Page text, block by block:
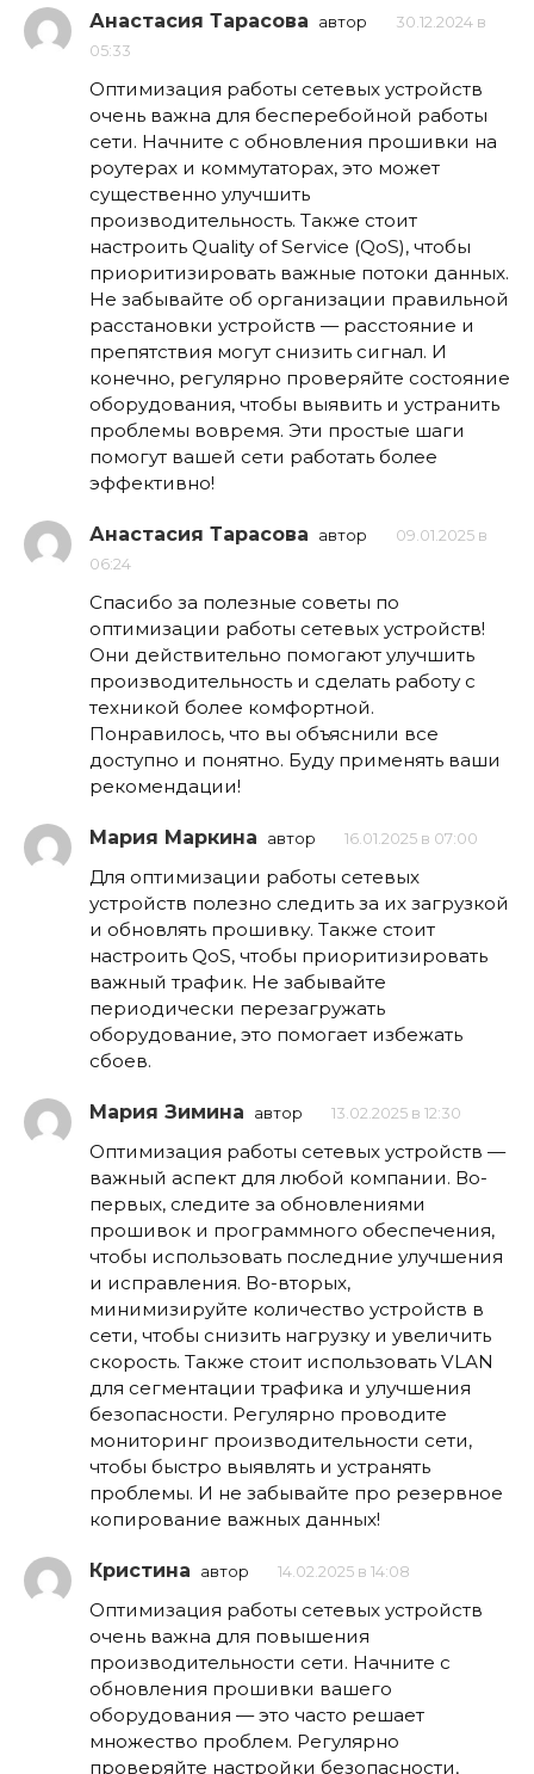
Анастасия Тарасова автор
30.12.2024 в
05:33
Оптимизация работы сетевых устройств
очень важна для бесперебойной работы
сети. Начните с обновления прошивки на
роутерах и коммутаторах, это может
существенно улучшить
производительность. Также стоит
настроить Quality of Service (QoS), чтобы
приоритизировать важные потоки данных.
Не забывайте об организации правильной
расстановки устройств — расстояние и
препятствия могут снизить сигнал. И
конечно, регулярно проверяйте состояние
оборудования, чтобы выявить и устранить
проблемы вовремя. Эти простые шаги
помогут вашей сети работать более
эффективно!
Анастасия Тарасова автор
09.01.2025 в
06:24
Спасибо за полезные советы по
оптимизации работы сетевых устройств!
Они действительно помогают улучшить
производительность и сделать работу с
техникой более комфортной.
Понравилось, что вы объяснили все
доступно и понятно. Буду применять ваши
рекомендации!
Мария Маркина автор 16.01.2025 в 07:00
Для оптимизации работы сетевых
устройств полезно следить за их загрузкой
и обновлять прошивку. Также стоит
настроить QoS, чтобы приоритизировать
важный трафик. Не забывайте
периодически перезагружать
оборудование, это помогает избежать
сбоев.
Мария Зимина автор 13.02.2025 в 12:30
Оптимизация работы сетевых устройств —
важный аспект для любой компании. Во-
первых, следите за обновлениями
прошивок и программного обеспечения,
чтобы использовать последние улучшения
и исправления. Во-вторых,
минимизируйте количество устройств в
сети, чтобы снизить нагрузку и увеличить
скорость. Также стоит использовать VLAN
для сегментации трафика и улучшения
безопасности. Регулярно проводите
мониторинг производительности сети,
чтобы быстро выявлять и устранять
проблемы. И не забывайте про резервное
копирование важных данных!
Кристина автор 14.02.2025 в 14:08
Оптимизация работы сетевых устройств
очень важна для повышения
производительности сети. Начните с
обновления прошивки вашего
оборудования — это часто решает
множество проблем. Регулярно
проверяйте настройки безопасности,